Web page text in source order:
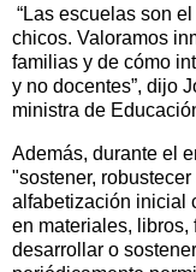
“Las escuelas son
chicos. Valoramos
familias y de cómo
y no docentes”, dijo
ministra de
Además, durante el
"sostener,
alfabetización inicial
en materiales, libros,
desarrollar o